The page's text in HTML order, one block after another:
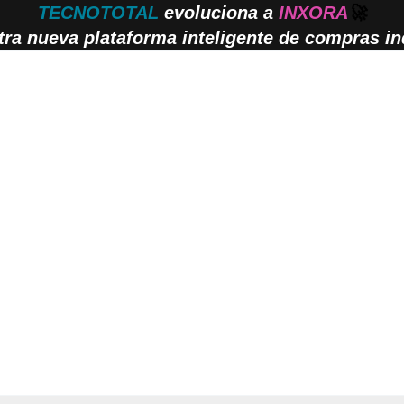
TECNOTOTAL evoluciona a INXORA
nueva plataforma inteligente de compras